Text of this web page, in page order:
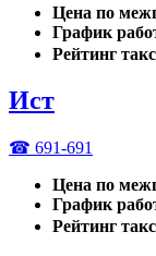
Цена по
График
Рейтинг
Ист
☎ 691-691
Цена по
График
Рейтинг